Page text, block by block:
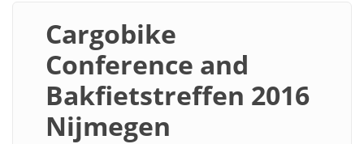
Cargobike
Conference and
Bakfietstreffen 2016
Nijmegen